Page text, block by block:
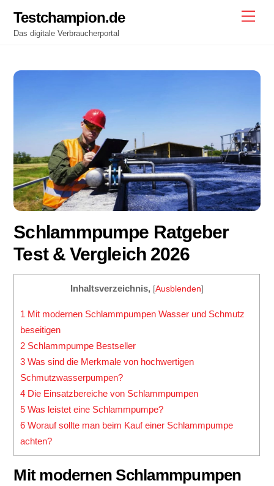
content
Testchampion.de
Das digitale Verbraucherportal
Schlammpumpe Ratgeber
Test & Vergleich 2026
Inhaltsverzeichnis, [Ausblenden]
1 Mit modernen Schlammpumpen Wasser und Schmutz
beseitigen
2 Schlammpumpe Bestseller
3 Was sind die Merkmale von hochwertigen
Schmutzwasserpumpen?
4 Die Einsatzbereiche von Schlammpumpen
5 Was leistet eine Schlammpumpe?
6 Worauf sollte man beim Kauf einer Schlammpumpe
achten?
Mit modernen Schlammpumpen